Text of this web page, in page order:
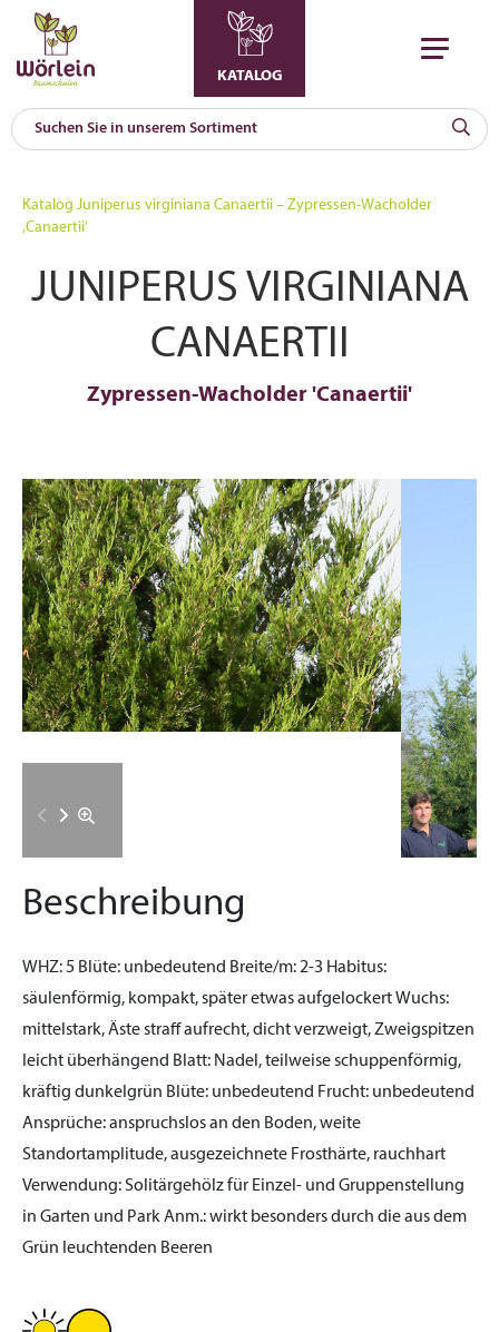
KATALOG
Katalog Juniperus virginiana Canaertii – Zypressen-Wacholder
‚Canaertii‘
JUNIPERUS VIRGINIANA
CANAERTII
Zypressen-Wacholder 'Canaertii'
Beschreibung
WHZ:5 Blüte: unbedeutend Breite/m:2-3 Habitus:
säulenförmig, kompakt, später etwas aufgelockertWuchs:
mittelstark, Äste straff aufrecht, dicht verzweigt, Zweigspitzen
leicht überhängend Blatt: Nadel, teilweise schuppenförmig,
kräftig dunkelgrün Blüte: unbedeutend Frucht: unbedeutend
Ansprüche:anspruchslos an den Boden, weite
Standortamplitude, ausgezeichnete Frosthärte, rauchhart
Verwendung:Solitärgehölz für Einzel- und Gruppenstellung
in Garten und ParkAnm.:wirkt besonders durch die aus dem
Grün leuchtenden Beeren